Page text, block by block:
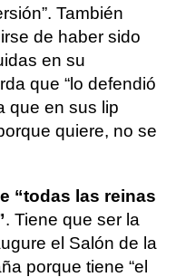
También
de haber sido
en su
que “lo defendió
que en sus lip
quiere, no se
“todas las reinas
. Tiene que ser la
el Salón de la
porque tiene “el